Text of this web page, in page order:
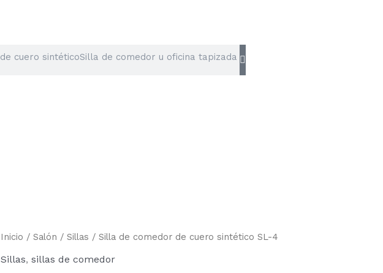
Inicio / Salón / Sillas / Silla de comedor de cuero sintético SL-4
Sillas, sillas de comedor
Silla
comedor